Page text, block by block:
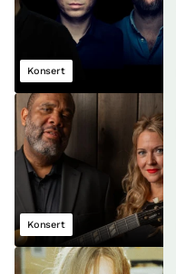
Konsert
Konsert